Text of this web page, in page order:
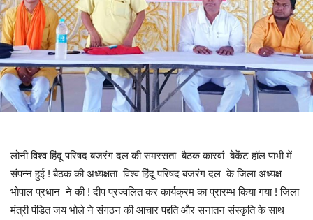
लोनी विश्व हिंदू परिषद बजरंग दल की समरसता बैठक कारवां बेकेंट हॉल पाभी में
संपन्न हुई ! बैठक की अध्यक्षता विश्व हिंदू परिषद बजरंग दल के जिला अध्यक्ष
भोपाल प्रधान ने की ! दीप प्रज्वलित कर कार्यक्रम का प्रारम्भ किया गया ! जिला
मंत्री पंडित जय भोले ने संगठन की आचार पद्दति और सनातन संस्कृति के साथ